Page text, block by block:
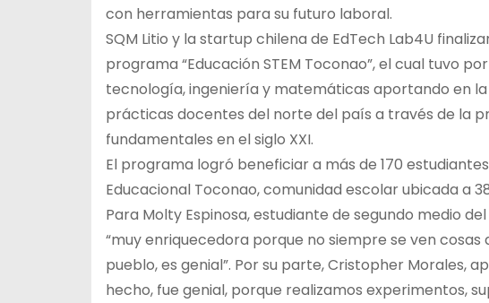
con herramientas para su futuro laboral.
SQM Litio y la startup chilena de EdTech Lab4U
programa “Educación STEM Toconao”, el cual tuvo
tecnología, ingeniería y matemáticas aportando en
prácticas docentes del norte del país a través de la
fundamentales en el siglo XXI.
El programa logró beneficiar a más de 170
Educacional Toconao, comunidad escolar ubicada a
Para Molty Espinosa, estudiante de segundo medio
“muy enriquecedora porque no siempre se ven
pueblo, es genial”. Por su parte, Cristopher Morales,
hecho, fue genial, porque realizamos experimentos,